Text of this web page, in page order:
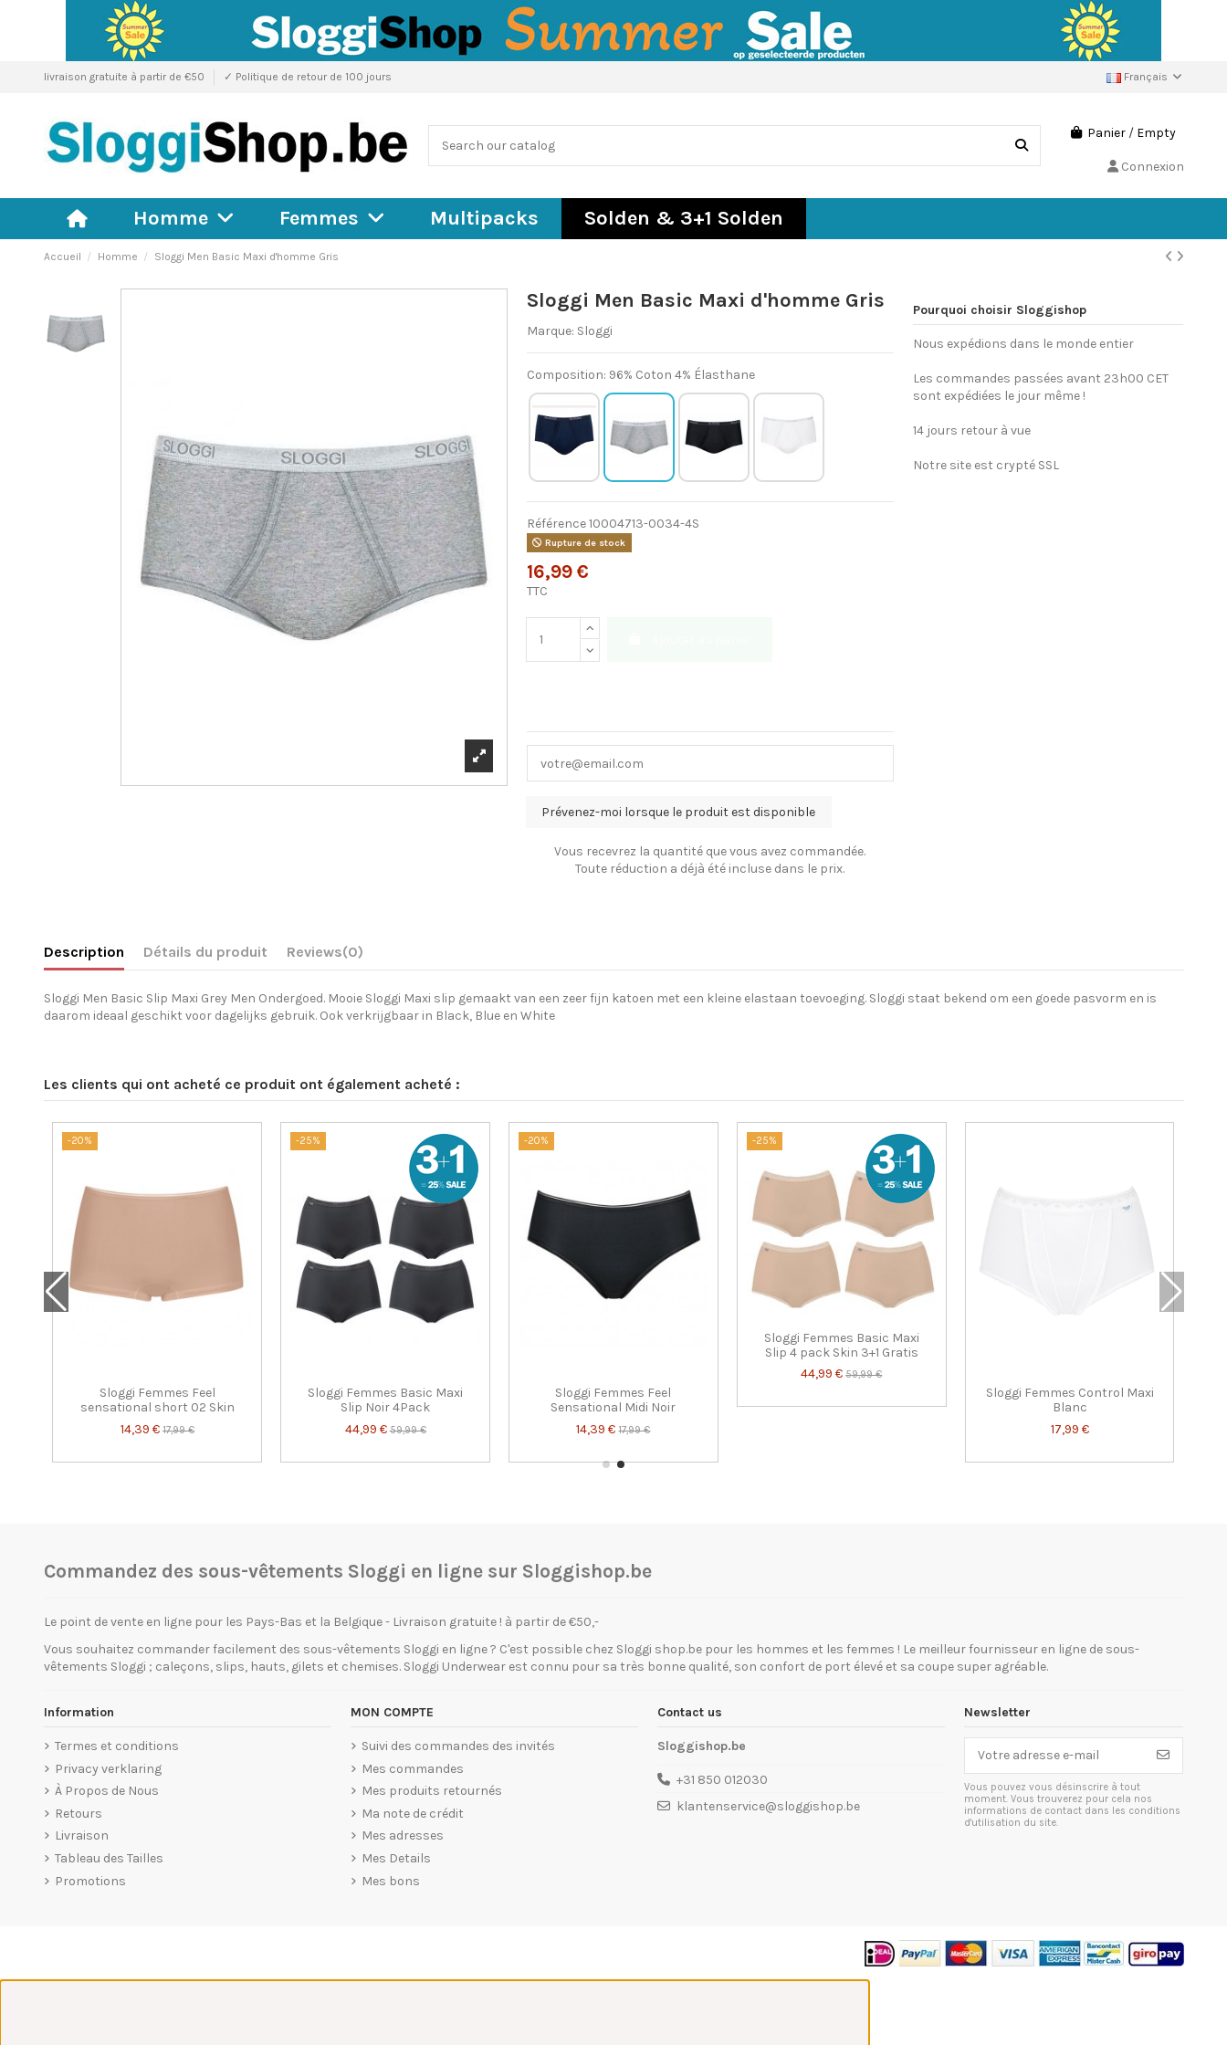
livraison gratuite à partir de €50 ✓ Politique de retour de 100 jours Français
Panier / Empty
Connexion
Homme Femmes Multipacks Solden & 3+1 Solden
Accueil Homme Sloggi Men Basic Maxi d'homme Gris
Sloggi Men Basic Maxi d'homme Gris
Marque: Sloggi
Composition: 96% Coton 4% Élasthane
Référence10004713-0034-4S
Rupture de stock
16,99 €
TTC
Vous recevrez la quantité que vous avez commandée.
Toute réduction a déjà été incluse dans le prix.
Pourquoi choisir Sloggishop
Nous expédions dans le monde entier
Les commandes passées avant 23h00 CET
sont expédiées le jour même !
14 jours retour à vue
Notre site est crypté SSL
Description Détails du produit Reviews(0)
Sloggi Men Basic Slip Maxi Grey Men Ondergoed. Mooie Sloggi Maxi slip gemaakt van een zeer fijn katoen met een kleine elastaan toevoeging. Sloggi staat bekend om een goede pasvorm en is
daarom ideaal geschikt voor dagelijks gebruik. Ook verkrijgbaar in Black, Blue en White
Les clients qui ont acheté ce produit ont également acheté :
-20%
Sloggi Femmes Feel
sensational short 02 Skin
14,39 € 17,99 €
-25%
Sloggi Femmes Basic Maxi
Slip Noir 4Pack
44,99 €59,99 €
-20%
Sloggi Femmes Feel
Sensational Midi Noir
14,39 €17,99 €
-25%
Sloggi Femmes Basic Maxi
Slip 4 pack Skin 3+1 Gratis
44,99 €59,99 €
Sloggi Femmes Control Maxi
Blanc
17,99 €
Commandez des sous-vêtements Sloggi en ligne sur Sloggishop.be
Le point de vente en ligne pour les Pays-Bas et la Belgique - Livraison gratuite ! à partir de €50,-
Vous souhaitez commander facilement des sous-vêtements Sloggi en ligne ? C'est possible chez Sloggi shop.be pour les hommes et les femmes ! Le meilleur fournisseur en ligne de sous-
vêtements Sloggi ; caleçons, slips, hauts, gilets et chemises. Sloggi Underwear est connu pour sa très bonne qualité, son confort de port élevé et sa coupe super agréable.
Information
Termes et conditions
Privacy verklaring
À Propos de Nous
Retours
Livraison
Tableau des Tailles
Promotions
MON COMPTE
Suivi des commandes des invités
Mes commandes
Mes produits retournés
Ma note de crédit
Mes adresses
Mes Details
Mes bons
Contact us
Sloggishop.be
+31 850 012030
klantenservice@sloggishop.be
Newsletter
Vous pouvez vous désinscrire à tout
moment. Vous trouverez pour cela nos
informations de contact dans les conditions
d'utilisation du site.